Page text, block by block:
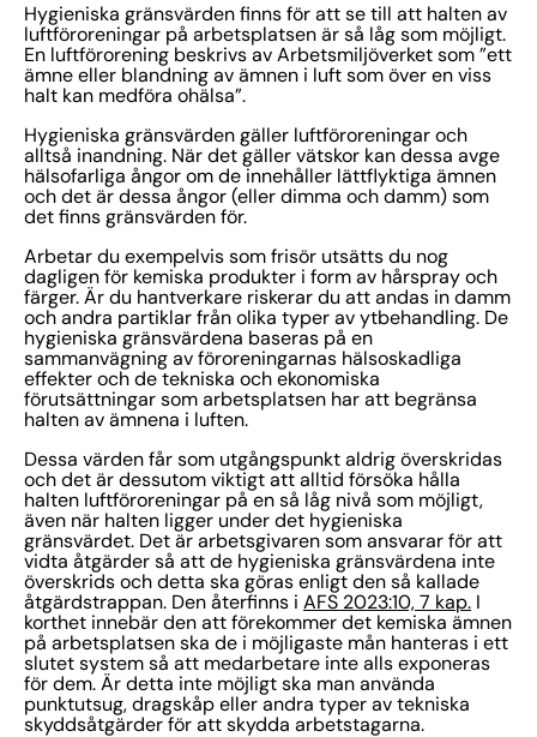
Hygieniska gränsvärden finns för att se till att halten av
luftföroreningar på arbetsplatsen är så låg som möjligt.
En luftförorening beskrivs av Arbetsmiljöverket som ”ett
ämne eller blandning av ämnen i luft som över en viss
halt kan medföra ohälsa”.
Hygieniska gränsvärden gäller luftföroreningar och
alltså inandning. När det gäller vätskor kan dessa avge
hälsofarliga ångor om de innehåller lättflyktiga ämnen
och det är dessa ångor (eller dimma och damm) som
det finns gränsvärden för.
Arbetar du exempelvis som frisör utsätts du nog
dagligen för kemiska produkter i form av hårspray och
färger. Är du hantverkare riskerar du att andas in damm
och andra partiklar från olika typer av ytbehandling. De
hygieniska gränsvärdena baseras på en
sammanvägning av föroreningarnas hälsoskadliga
effekter och de tekniska och ekonomiska
förutsättningar som arbetsplatsen har att begränsa
halten av ämnena i luften.
Dessa värden får som utgångspunkt aldrig överskridas
och det är dessutom viktigt att alltid försöka hålla
halten luftföroreningar på en så låg nivå som möjligt,
även när halten ligger under det hygieniska
gränsvärdet. Det är arbetsgivaren som ansvarar för att
vidta åtgärder så att de hygieniska gränsvärdena inte
överskrids och detta ska göras enligt den så kallade
åtgärdstrappan. Den återfinns i AFS 2023:10, 7 kap. I
korthet innebär den att förekommer det kemiska ämnen
på arbetsplatsen ska de i möjligaste mån hanteras i ett
slutet system så att medarbetare inte alls exponeras
för dem. Är detta inte möjligt ska man använda
punktutsug, dragskåp eller andra typer av tekniska
skyddsåtgärder för att skydda arbetstagarna.